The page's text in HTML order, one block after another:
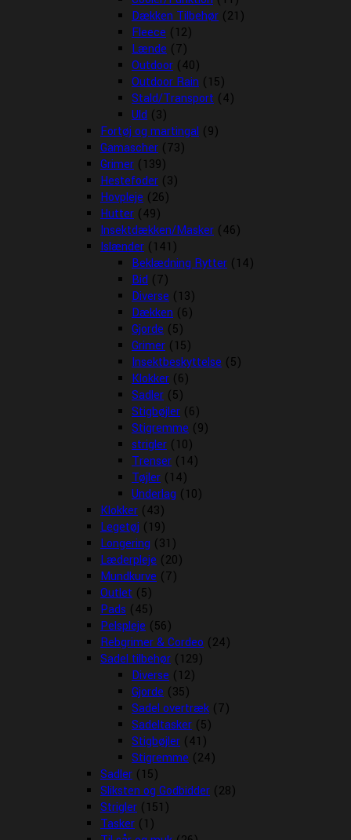
Dækken Tilbehør (21)
Fleece (12)
Lænde (7)
Outdoor (40)
Outdoor Rain (15)
Stald/Transport (4)
Uld (3)
Fortøj og martingal (9)
Gamascher (73)
Grimer (139)
Hestefoder (3)
Hovpleje (26)
Hutter (49)
Insektdækken/Masker (46)
Islænder (141)
Beklædning Rytter (14)
Bid (7)
Diverse (13)
Dækken (6)
Gjorde (5)
Grimer (15)
Insektbeskyttelse (5)
Klokker (6)
Sadler (5)
Stigbøjler (6)
Stigremme (9)
strigler (10)
Trenser (14)
Tøjler (14)
Underlag (10)
Klokker (43)
Legetøj (19)
Longering (31)
Læderpleje (20)
Mundkurve (7)
Outlet (5)
Pads (45)
Pelspleje (56)
Rebgrimer & Cordeo (24)
Sadel tilbehør (129)
Diverse (12)
Gjorde (35)
Sadel overtræk (7)
Sadeltasker (5)
Stigbøjler (41)
Stigremme (24)
Sadler (15)
Sliksten og Godbidder (28)
Strigler (151)
Tasker (1)